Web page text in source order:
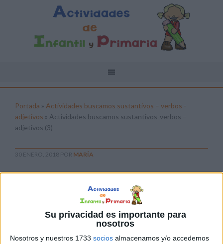
Su privacidad es importante para
nosotros
Nosotros y nuestros 1733 socios almacenamos y/o accedemos
Portada » Actividades buscamos sustantivos – verbos -
adjetivos » Actividades buscamos sustantivos-verbos –
adjetivos (3)
30 ENERO, 2018 POR MARÍA
verbos – adjetivos (3)
Pulsa sobre el enlace para descargar el